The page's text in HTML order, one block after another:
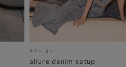
amerge.
allure denim setup